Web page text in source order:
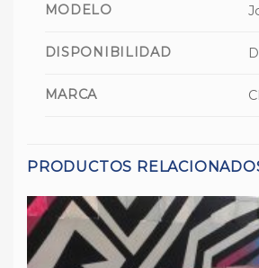
MODELO
DISPONIBILIDAD
MARCA
PRODUCTOS